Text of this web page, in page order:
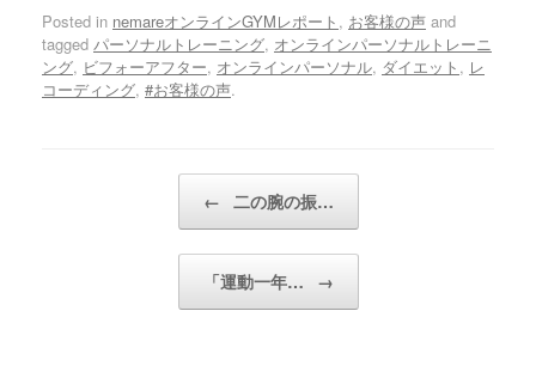
Posted in nemareオンラインGYMレポート , お客様の声 and
tagged パーソナルトレーニング, オンラインパーソナルトレーニ
ング, ビフォーアフター, オンラインパーソナル, ダイエット , レ
コーディング, #お客様の声.
← 二の腕の振…
「運動一年… →